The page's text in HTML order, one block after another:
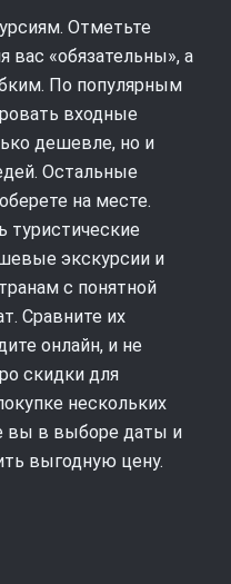
Отметьте
вас «обязательны», а
По популярным
входные
дешевле, но и
Остальные
на месте.
туристические
экскурсии и
с понятной
Сравните их
онлайн, и не
скидки для
нескольких
вы в выборе даты и
выгодную цену.